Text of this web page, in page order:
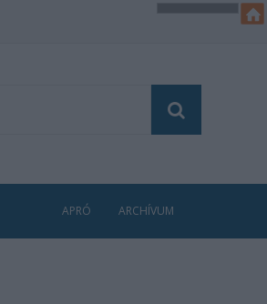
APRÓ ARCHÍVUM